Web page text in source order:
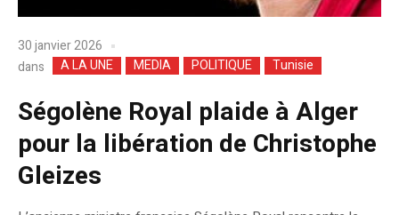
30 janvier 2026
dans
A LA UNE MEDIA POLITIQUE Tunisie
Ségolène Royal plaide à Alger
pour la libération de Christophe
Gleizes